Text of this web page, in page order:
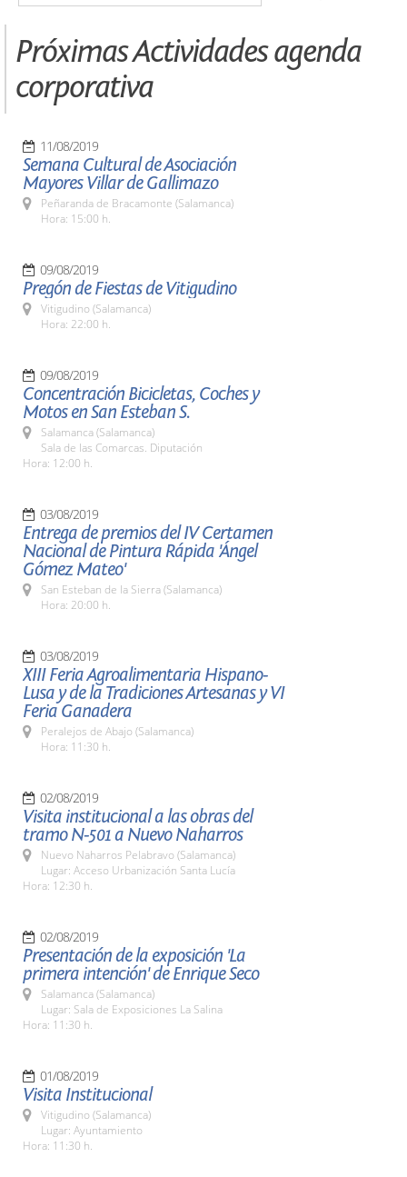
Próximas Actividades agenda
corporativa
11/08/2019
Semana Cultural de Asociación
Mayores Villar de Gallimazo
Peñaranda de Bracamonte (Salamanca)
Hora: 15:00 h.
09/08/2019
Pregón de Fiestas de Vitigudino
Vitigudino (Salamanca)
Hora: 22:00 h.
09/08/2019
Concentración Bicicletas, Coches y
Motos en San Esteban S.
Salamanca (Salamanca)
Sala de las Comarcas. Diputación
Hora: 12:00 h.
03/08/2019
Entrega de premios del IV Certamen
Nacional de Pintura Rápida 'Ángel
Gómez Mateo'
San Esteban de la Sierra (Salamanca)
Hora: 20:00 h.
03/08/2019
XIII Feria Agroalimentaria Hispano-
Lusa y de la Tradiciones Artesanas y VI
Feria Ganadera
Peralejos de Abajo (Salamanca)
Hora: 11:30 h.
02/08/2019
Visita institucional a las obras del
tramo N-501 a Nuevo Naharros
Nuevo Naharros Pelabravo (Salamanca)
Lugar: Acceso Urbanización Santa Lucía
Hora: 12:30 h.
02/08/2019
Presentación de la exposición 'La
primera intención' de Enrique Seco
Salamanca (Salamanca)
Lugar: Sala de Exposiciones La Salina
Hora: 11:30 h.
01/08/2019
Visita Institucional
Vitigudino (Salamanca)
Lugar: Ayuntamiento
Hora: 11:30 h.